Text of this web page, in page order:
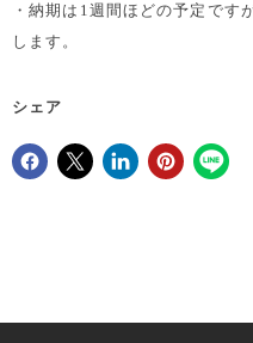
・納期は1週間ほどの予定です
します。
シェア